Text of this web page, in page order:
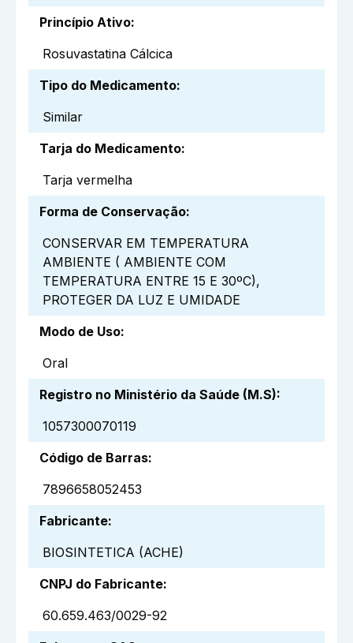
Princípio Ativo:
Rosuvastatina Cálcica
Tipo do Medicamento:
Similar
Tarja do Medicamento:
Tarja vermelha
Forma de Conservação:
CONSERVAR EM TEMPERATURA
AMBIENTE ( AMBIENTE COM
TEMPERATURA ENTRE 15 E 30ºC),
PROTEGER DA LUZ E UMIDADE
Modo de Uso:
Oral
Registro no Ministério da Saúde (M.S):
1057300070119
Código de Barras:
7896658052453
Fabricante:
BIOSINTETICA (ACHE)
CNPJ do Fabricante:
60.659.463/0029-92